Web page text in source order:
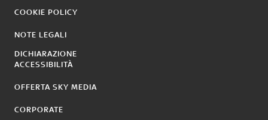
COOKIE POLICY
NOTE LEGALI
DICHIARAZIONE
ACCESSIBILITÀ
OFFERTA SKY MEDIA
CORPORATE